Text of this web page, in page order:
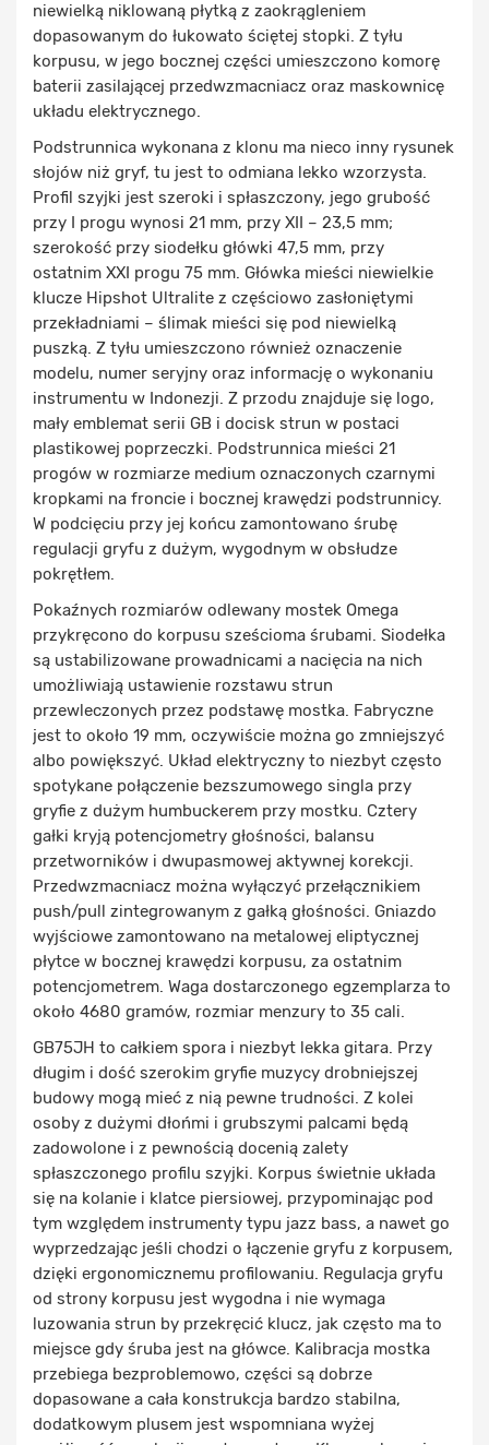
niewielką niklowaną płytką z zaokrągleniem
dopasowanym do łukowato ściętej stopki. Z tyłu
korpusu, w jego bocznej części umieszczono komorę
baterii zasilającej przedwzmacniacz oraz maskownicę
układu elektrycznego.
Podstrunnica wykonana z klonu ma nieco inny rysunek
słojów niż gryf, tu jest to odmiana lekko wzorzysta.
Profil szyjki jest szeroki i spłaszczony, jego grubość
przy I progu wynosi 21 mm, przy XII – 23,5 mm;
szerokość przy siodełku główki 47,5 mm, przy
ostatnim XXI progu 75 mm. Główka mieści niewielkie
klucze Hipshot Ultralite z częściowo zasłoniętymi
przekładniami – ślimak mieści się pod niewielką
puszką. Z tyłu umieszczono również oznaczenie
modelu, numer seryjny oraz informację o wykonaniu
instrumentu w Indonezji. Z przodu znajduje się logo,
mały emblemat serii GB i docisk strun w postaci
plastikowej poprzeczki. Podstrunnica mieści 21
progów w rozmiarze medium oznaczonych czarnymi
kropkami na froncie i bocznej krawędzi podstrunnicy.
W podcięciu przy jej końcu zamontowano śrubę
regulacji gryfu z dużym, wygodnym w obsłudze
pokrętłem.
Pokaźnych rozmiarów odlewany mostek Omega
przykręcono do korpusu sześcioma śrubami. Siodełka
są ustabilizowane prowadnicami a nacięcia na nich
umożliwiają ustawienie rozstawu strun
przewleczonych przez podstawę mostka. Fabryczne
jest to około 19 mm, oczywiście można go zmniejszyć
albo powiększyć. Układ elektryczny to niezbyt często
spotykane połączenie bezszumowego singla przy
gryfie z dużym humbuckerem przy mostku. Cztery
gałki kryją potencjometry głośności, balansu
przetworników i dwupasmowej aktywnej korekcji.
Przedwzmacniacz można wyłączyć przełącznikiem
push/pull zintegrowanym z gałką głośności. Gniazdo
wyjściowe zamontowano na metalowej eliptycznej
płytce w bocznej krawędzi korpusu, za ostatnim
potencjometrem. Waga dostarczonego egzemplarza to
około 4680 gramów, rozmiar menzury to 35 cali.
GB75JH to całkiem spora i niezbyt lekka gitara. Przy
długim i dość szerokim gryfie muzycy drobniejszej
budowy mogą mieć z nią pewne trudności. Z kolei
osoby z dużymi dłońmi i grubszymi palcami będą
zadowolone i z pewnością docenią zalety
spłaszczonego profilu szyjki. Korpus świetnie układa
się na kolanie i klatce piersiowej, przypominając pod
tym względem instrumenty typu jazz bass, a nawet go
wyprzedzając jeśli chodzi o łączenie gryfu z korpusem,
dzięki ergonomicznemu profilowaniu. Regulacja gryfu
od strony korpusu jest wygodna i nie wymaga
luzowania strun by przekręcić klucz, jak często ma to
miejsce gdy śruba jest na główce. Kalibracja mostka
przebiega bezproblemowo, części są dobrze
dopasowane a cała konstrukcja bardzo stabilna,
dodatkowym plusem jest wspomniana wyżej